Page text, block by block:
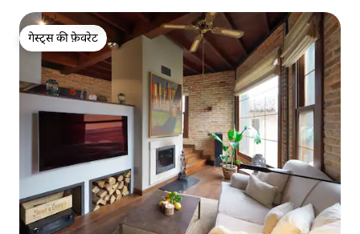
गेस्ट्स की फ़ेवरेट
गेस्ट्स की फ़ेवरेट